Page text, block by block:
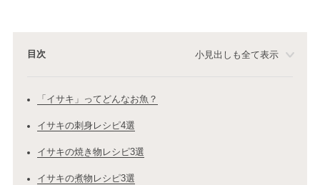
目次 小見出しも全て表示
「イサキ」ってどんなお魚？
イサキの刺身レシピ4選
イサキの焼き物レシピ3選
イサキの煮物レシピ3選